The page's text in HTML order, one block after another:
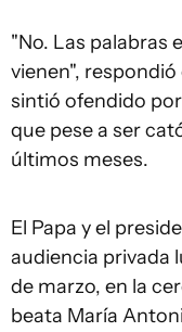
"No. Las palabras
vienen",
sintió ofendido
que pese a ser
últimos meses.
El Papa y el
audiencia privada
de marzo, en la
beata María